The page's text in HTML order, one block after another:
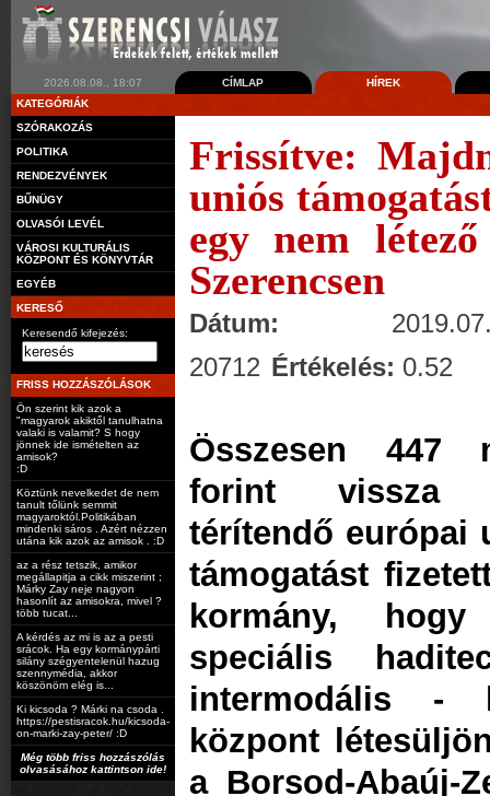
2026.08.08., 18:07 CÍMLAP
HÍREK
KATEGÓRIÁK
SZÓRAKOZÁS
POLITIKA
RENDEZVÉNYEK
BŰNÜGY
OLVASÓI LEVÉL
VÁROSI KULTURÁLIS
KÖZPONT ÉS KÖNYVTÁR
EGYÉB
KERESŐ
Keresendő kifejezés:
FRISS HOZZÁSZÓLÁSOK
Ön szerint kik azok a
"magyarok akiktől tanulhatna
valaki is valamit? S hogy
jönnek ide ismételten az
amisok?
:D
Köztünk nevelkedet de nem
tanult tőlünk semmit
magyaroktól.Politikában
mindenki sáros . Azért nézzen
utána kik azok az amisok . :D
az a rész tetszik, amikor
megállapitja a cikk miszerint ;
Márky Zay neje nagyon
hasonlít az amisokra, mivel ?
több tucat...
A kérdés az mi is az a pesti
srácok. Ha egy kormánypárti
silány szégyentelenül hazug
szennymédia, akkor
köszönöm elég is...
Ki kicsoda ? Márki na csoda .
https://pestisracok.hu/kicsoda-
on-marki-zay-peter/ :D
Még több friss hozzászólás
olvasásához kattintson ide!
Frissítve:
uniós
egy nem
Szerencsen
Dátum:
20712 Értékelés: 0.52
Összesen 447
forint vissza
térítendő európai
támogatást
kormány,
speciális
intermodális -
központ
a Borsod-Abaúj-